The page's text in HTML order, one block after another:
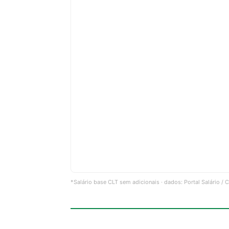
*Salário base CLT sem adicionais · dados: Portal Salário /